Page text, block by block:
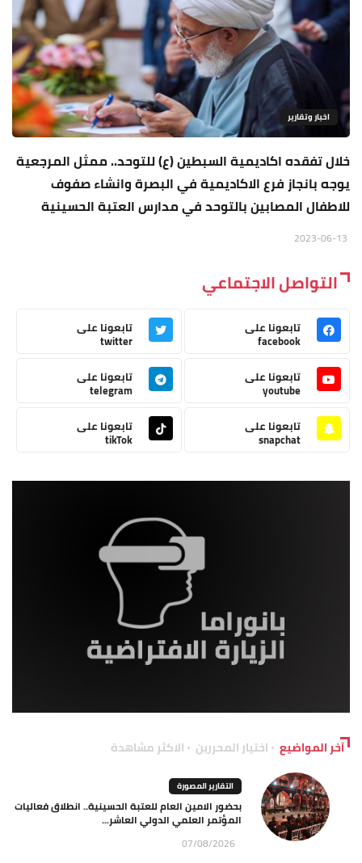
اخبار وتقارير
خلال تفقده اكاديمية السبطين (ع) للتوحد.. ممثل المرجعية
يوجه بانجاز فرع الاكاديمية في البصرة وانشاء صفوف
للاطفال المصابين بالتوحد في مدارس العتبة الحسينية
التواصل الاجتماعي
تابعونا على
facebook
تابعونا على
twitter
تابعونا على
youtube
تابعونا على
telegram
تابعونا على
snapchat
تابعونا على
tikTok
آخر المواضيع اختيار المحررين الاكثر مشاهدة
التقارير المصورة
بحضور الامين العام للعتبة الحسينية.. انطلاق فعاليات
المؤتمر العلمي الدولي العاشر...
07/08/2026